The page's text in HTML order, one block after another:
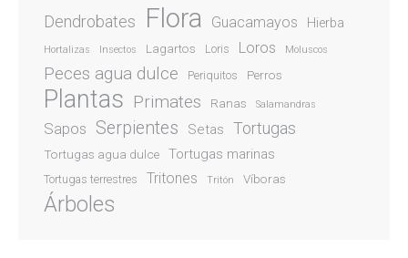
Dendrobates Flora Guacamayos Hierba
Hortalizas Insectos Lagartos Loris Loros Moluscos
Peces agua dulce Periquitos Perros
Plantas Primates Ranas Salamandras
Sapos Serpientes Setas Tortugas
Tortugas agua dulce Tortugas marinas
Tortugas terrestres Tritones Tritón Víboras
Árboles